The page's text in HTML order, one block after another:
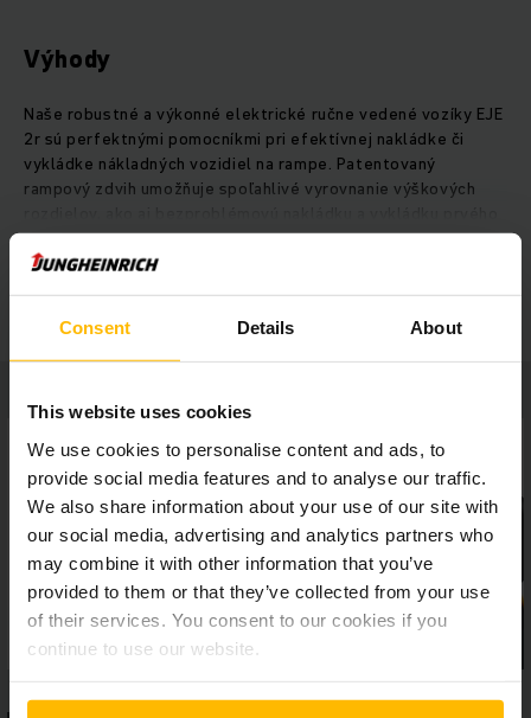
Consent Details About
This website uses cookies
We use cookies to personalise content and ads, to
provide social media features and to analyse our traffic.
We also share information about your use of our site with
our social media, advertising and analytics partners who
may combine it with other information that you’ve
provided to them or that they’ve collected from your use
of their services. You consent to our cookies if you
continue to use our website.
Výhody
Naše robustné a výkonné elektrické ručne vedené vozíky EJE
2r sú perfektnými pomocníkmi pri efektívnej nakládke či
vykládke nákladných vozidiel na rampe. Patentovaný
rampový zdvih umožňuje spoľahlivé vyrovnanie výškových
radu paliet v nákladnom vozidle. Silný trojfázový motor s
vysokým stupňom účinnosti nadchýna pôsobivým výkonom,
intuitívnu prácu. O maximálne zabezpečenie proti výpadkom
sa stará stabilný podvozok, zosilnené vidlice a bezdotyková
vysokozdvižné vozíky EJE svojimi vysokovýkonnými batériami
určenými na intenzívne používanie, nízkymi nárokmi na údržbu
či nízkou mierou opotrebovania.